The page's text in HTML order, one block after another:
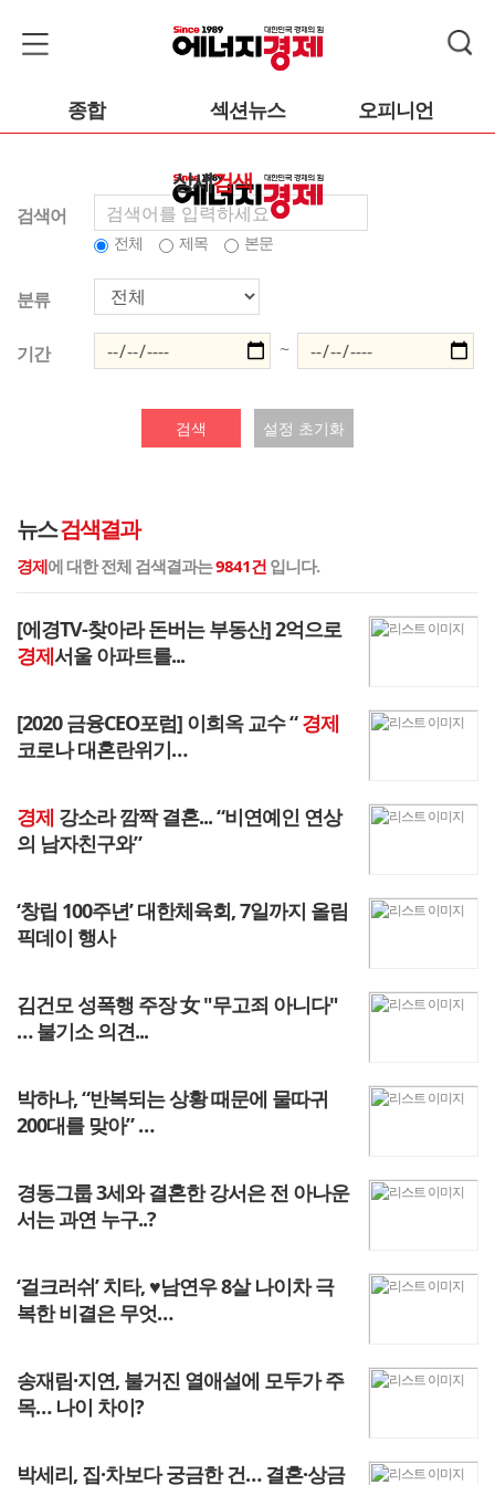
종합 섹션뉴스 오피니언
상세검색
검색어
전체 제목 본문
분류
기간 ~
검색 설정 초기화
뉴스검색결과
경제에 대한 전체 검색결과는9841건 입니다.
[에경TV-찾아라 돈버는 부동산] 2억으로
경제서울 아파트를...
[2020 금융CEO포럼] 이희옥 교수 “경제
코로나 대혼란위기…
경제 강소라 깜짝 결혼... “비연예인 연상
의 남자친구와”
‘창립 100주년’ 대한체육회, 7일까지 올림
픽데이 행사
김건모 성폭행 주장 女 "무고죄 아니다"
… 불기소 의견...
박하나, “반복되는 상황 때문에 물따귀
200대를 맞아” …
경동그룹 3세와 결혼한 강서은 전 아나운
서는 과연 누구..?
‘걸크러쉬’ 치타, ♥남연우 8살 나이차 극
복한 비결은 무엇…
송재림·지연, 불거진 열애설에 모두가 주
목… 나이 차이?
박세리, 집·차보다 궁금한 건… 결혼·상금